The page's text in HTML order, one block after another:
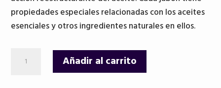
propiedades especiales relacionadas con los aceites
esenciales y otros ingredientes naturales en ellos.
Añadir al carrito